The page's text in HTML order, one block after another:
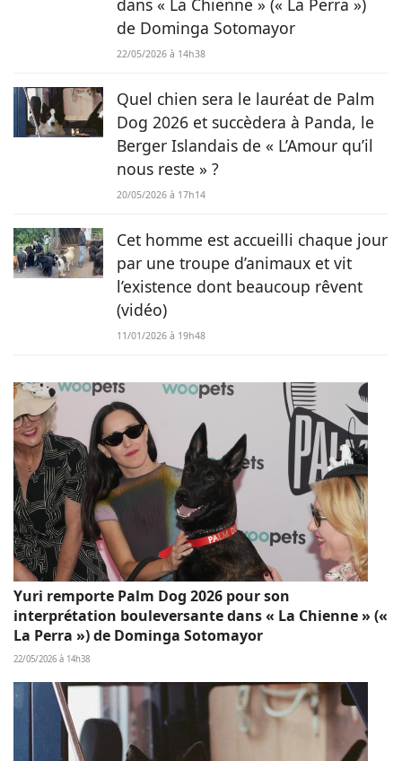
de Dominga Sotomayor
22/05/2026 à 14h38
Quel chien sera le lauréat de Palm
Dog 2026 et succèdera à Panda, le
Berger Islandais de « L’Amour qu’il
nous reste » ?
20/05/2026 à 17h14
Cet homme est accueilli chaque jour
par une troupe d’animaux et vit
l’existence dont beaucoup rêvent
(vidéo)
11/01/2026 à 19h48
Yuri remporte Palm Dog 2026 pour son
interprétation bouleversante dans « La Chienne » («
La Perra ») de Dominga Sotomayor
22/05/2026 à 14h38